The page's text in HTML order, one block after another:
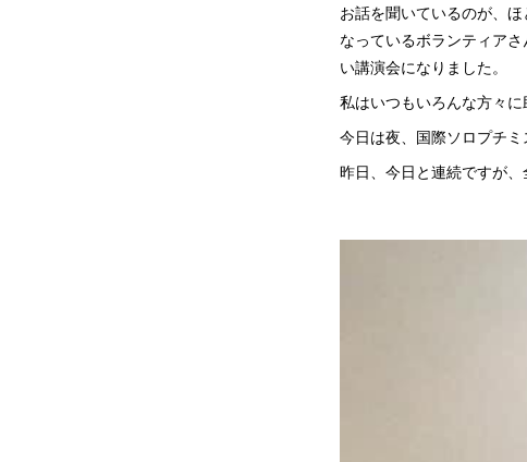
お話を聞いているのが、
なっているボランティア
い講演会になりました。
私はいつもいろんな方々に
今日は夜、国際ソロプチ
昨日、今日と連続ですが